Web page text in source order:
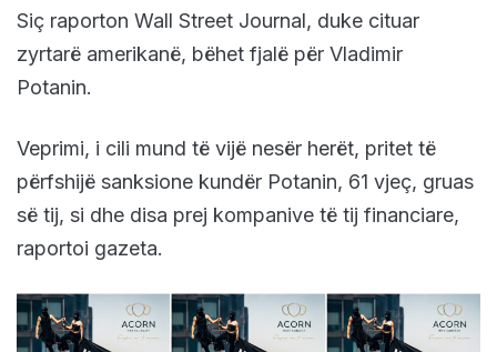
Siç raporton Wall Street Journal, duke cituar
zyrtarë amerikanë, bëhet fjalë për Vladimir
Potanin.
Veprimi, i cili mund të vijë nesër herët, pritet të
përfshijë sanksione kundër Potanin, 61 vjeç, gruas
së tij, si dhe disa prej kompanive të tij financiare,
raportoi gazeta.